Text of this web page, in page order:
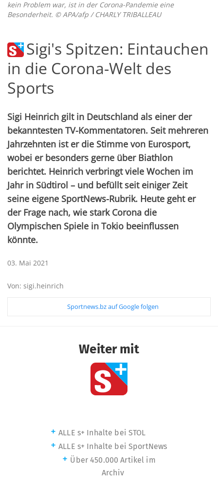
kein Problem war, ist in der Corona-Pandemie eine
Besonderheit. © APA/afp / CHARLY TRIBALLEAU
Sigi's Spitzen: Eintauchen
in die Corona-Welt des
Sports
Sigi Heinrich gilt in Deutschland als einer der
bekanntesten TV-Kommentatoren. Seit mehreren
Jahrzehnten ist er die Stimme von Eurosport,
wobei er besonders gerne über Biathlon
berichtet. Heinrich verbringt viele Wochen im
Jahr in Südtirol – und befüllt seit einiger Zeit
seine eigene SportNews-Rubrik. Heute geht er
der Frage nach, wie stark Corona die
Olympischen Spiele in Tokio beeinflussen
könnte.
03. Mai 2021
Von: sigi.heinrich
Sportnews.bz auf Google folgen